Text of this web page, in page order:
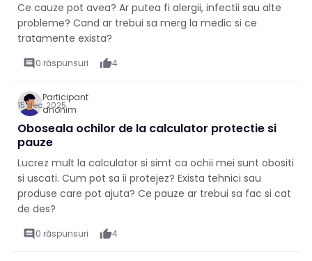
Ce cauze pot avea? Ar putea fi alergii, infectii sau alte
probleme? Cand ar trebui sa merg la medic si ce
tratamente exista?
comment 0 răspunsuri thumb_up4
Participant
anonim
15 dec. 2025
Oboseala ochilor de la calculator protectie si
pauze
Lucrez mult la calculator si simt ca ochii mei sunt obositi
si uscati. Cum pot sa ii protejez? Exista tehnici sau
produse care pot ajuta? Ce pauze ar trebui sa fac si cat
de des?
comment 0 răspunsuri thumb_up4